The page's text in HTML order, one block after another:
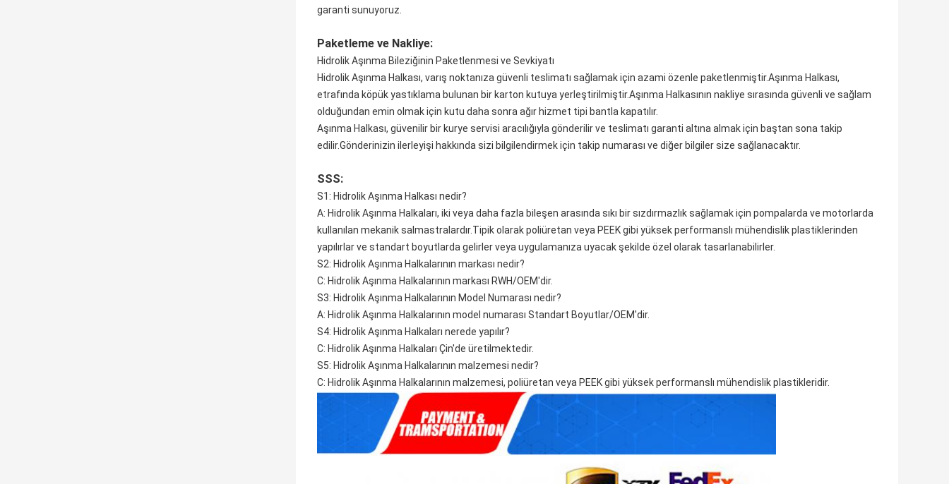
garanti sunuyoruz.
Paketleme ve Nakliye:
Hidrolik Aşınma Bileziğinin Paketlenmesi ve Sevkiyatı
Hidrolik Aşınma Halkası, varış noktanıza güvenli teslimatı sağlamak için azami özenle paketlenmiştir.Aşınma Halkası,
etrafında köpük yastıklama bulunan bir karton kutuya yerleştirilmiştir.Aşınma Halkasının nakliye sırasında güvenli ve sağlam
olduğundan emin olmak için kutu daha sonra ağır hizmet tipi bantla kapatılır.
Aşınma Halkası, güvenilir bir kurye servisi aracılığıyla gönderilir ve teslimatı garanti altına almak için baştan sona takip
edilir.Gönderinizin ilerleyişi hakkında sizi bilgilendirmek için takip numarası ve diğer bilgiler size sağlanacaktır.
SSS:
S1: Hidrolik Aşınma Halkası nedir?
A: Hidrolik Aşınma Halkaları, iki veya daha fazla bileşen arasında sıkı bir sızdırmazlık sağlamak için pompalarda ve motorlarda
kullanılan mekanik salmastralardır.Tipik olarak poliüretan veya PEEK gibi yüksek performanslı mühendislik plastiklerinden
yapılırlar ve standart boyutlarda gelirler veya uygulamanıza uyacak şekilde özel olarak tasarlanabilirler.
S2: Hidrolik Aşınma Halkalarının markası nedir?
C: Hidrolik Aşınma Halkalarının markası RWH/OEM'dir.
S3: Hidrolik Aşınma Halkalarının Model Numarası nedir?
A: Hidrolik Aşınma Halkalarının model numarası Standart Boyutlar/OEM'dir.
S4: Hidrolik Aşınma Halkaları nerede yapılır?
C: Hidrolik Aşınma Halkaları Çin'de üretilmektedir.
S5: Hidrolik Aşınma Halkalarının malzemesi nedir?
C: Hidrolik Aşınma Halkalarının malzemesi, poliüretan veya PEEK gibi yüksek performanslı mühendislik plastikleridir.